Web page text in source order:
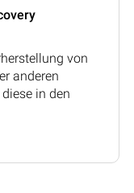
von
anderen
in den